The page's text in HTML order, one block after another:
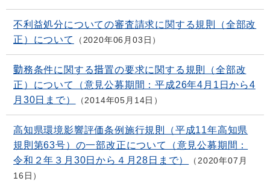
不利益処分についての審査請求に関する規則（全部改
正）について
2020年06月03日
勤務条件に関する措置の要求に関する規則（全部改
正）について（意見公募期間：平成26年4月1日から4
月30日まで）
2014年05月14日
高知県環境影響評価条例施行規則（平成11年高知県
規則第63号）の一部改正について（意見公募期間：
令和２年３月30日から４月28日まで）
2020年07月
16日